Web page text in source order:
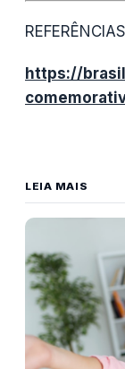
https://
LEIA MAIS